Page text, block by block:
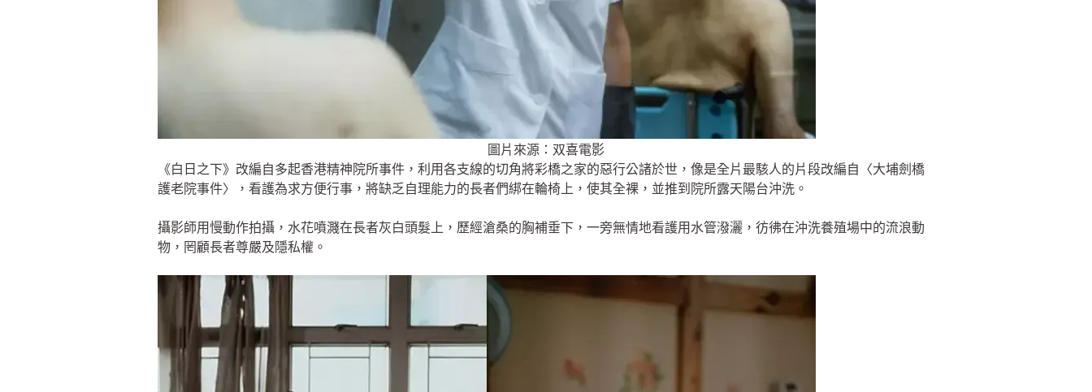
圖片來源：双喜電影
《白日之下》改編自多起香港精神院所事件，利用各支線的切角將彩橋之家的惡行公諸於世，像是全片最駭人的片段改編自〈大埔劍橋
護老院事件〉，看護為求方便行事，將缺乏自理能力的長者們綁在輪椅上，使其全裸，並推到院所露天陽台沖洗。
攝影師用慢動作拍攝，水花噴濺在長者灰白頭髮上，歷經滄桑的胸補垂下，一旁無情地看護用水管潑灑，彷彿在沖洗養殖場中的流浪動
物，罔顧長者尊嚴及隱私權。